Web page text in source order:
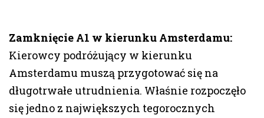
Zamknięcie A1 w kierunku Amsterdamu:
Kierowcy podróżujący w kierunku
Amsterdamu muszą przygotować się na
długotrwałe utrudnienia. Właśnie rozpoczęło
się jedno z największych tegorocznych